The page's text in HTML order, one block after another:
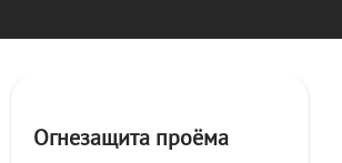
Огнезащита проёма